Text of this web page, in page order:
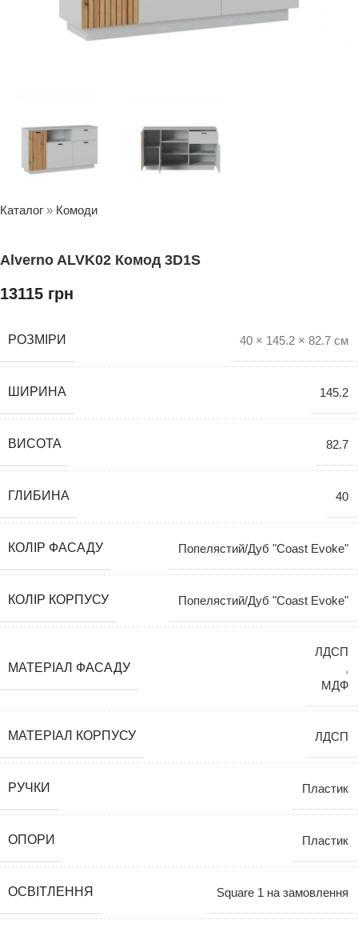
Каталог » Комоди
Alverno ALVK02 Комод 3D1S
13115 грн
РОЗМІРИ 40 × 145.2 × 82.7 см
ШИРИНА 145.2
ВИСОТА 82.7
ГЛИБИНА 40
КОЛІР ФАСАДУ Попелястий/Дуб "Coast Evoke"
КОЛІР КОРПУСУ Попелястий/Дуб "Coast Evoke"
МАТЕРІАЛ ФАСАДУ
ЛДСП
,
МДФ
МАТЕРІАЛ КОРПУСУ ЛДСП
РУЧКИ Пластик
ОПОРИ Пластик
ОСВІТЛЕННЯ Square 1 на замовлення